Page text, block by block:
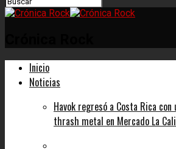
Inicio
Noticias
Havok regresó a Costa Rica
thrash metal en Mercado La